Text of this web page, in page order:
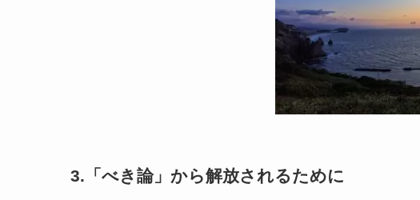
3.「べき論」から解放されるために